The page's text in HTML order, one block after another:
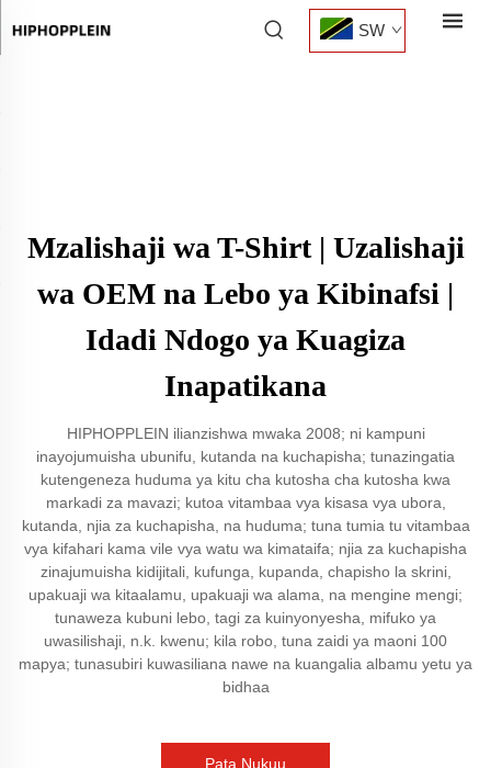
SW
Mzalishaji wa T-Shirt | Uzalishaji
wa OEM na Lebo ya Kibinafsi |
Idadi Ndogo ya Kuagiza
Inapatikana
HIPHOPPLEIN ilianzishwa mwaka 2008; ni kampuni
inayojumuisha ubunifu, kutanda na kuchapisha; tunazingatia
kutengeneza huduma ya kitu cha kutosha cha kutosha kwa
markadi za mavazi; kutoa vitambaa vya kisasa vya ubora,
kutanda, njia za kuchapisha, na huduma; tuna tumia tu vitambaa
vya kifahari kama vile vya watu wa kimataifa; njia za kuchapisha
zinajumuisha kidijitali, kufunga, kupanda, chapisho la skrini,
upakuaji wa kitaalamu, upakuaji wa alama, na mengine mengi;
tunaweza kubuni lebo, tagi za kuinyonyesha, mifuko ya
uwasilishaji, n.k. kwenu; kila robo, tuna zaidi ya maoni 100
mapya; tunasubiri kuwasiliana nawe na kuangalia albamu yetu ya
bidhaa
Pata Nukuu